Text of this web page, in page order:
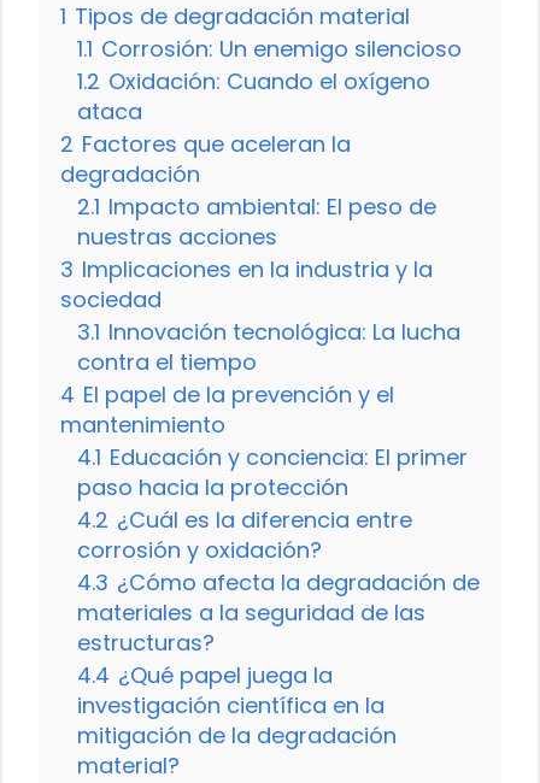
1 Tipos de degradación material
1.1 Corrosión: Un enemigo silencioso
1.2 Oxidación: Cuando el oxígeno
ataca
2 Factores que aceleran la
degradación
2.1 Impacto ambiental: El peso de
nuestras acciones
3 Implicaciones en la industria y la
sociedad
3.1 Innovación tecnológica: La lucha
contra el tiempo
4 El papel de la prevención y el
mantenimiento
4.1 Educación y conciencia: El primer
paso hacia la protección
4.2 ¿Cuál es la diferencia entre
corrosión y oxidación?
4.3 ¿Cómo afecta la degradación de
materiales a la seguridad de las
estructuras?
4.4 ¿Qué papel juega la
investigación científica en la
mitigación de la degradación
material?